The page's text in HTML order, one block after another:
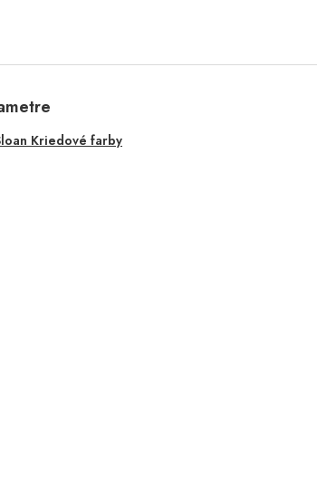
Kriedové farby